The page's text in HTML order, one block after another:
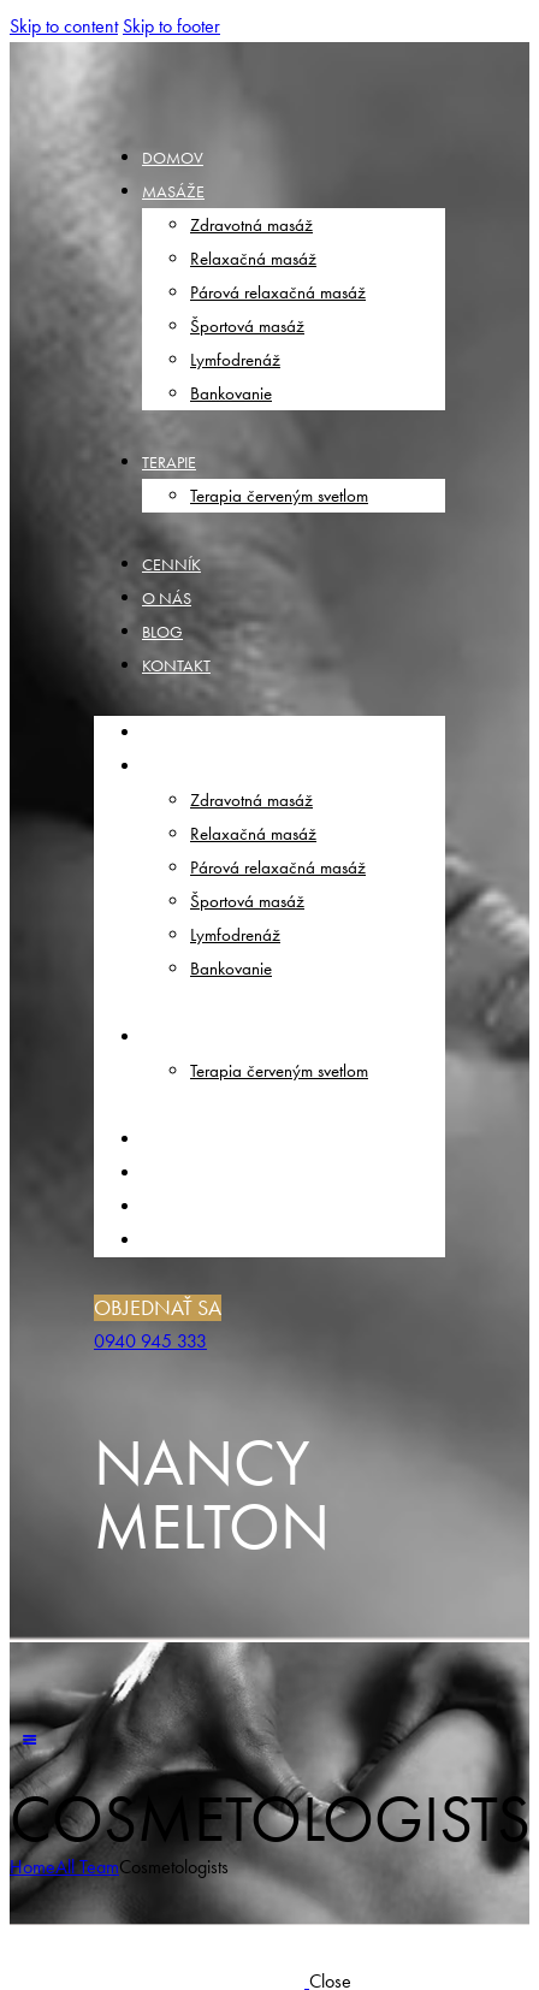
Skip to content Skip to footer
DOMOV
MASÁŽE
Zdravotná masáž
Relaxačná masáž
Párová relaxačná masáž
Športová masáž
Lymfodrenáž
Bankovanie
TERAPIE
Terapia červeným svetlom
CENNÍK
O NÁS
BLOG
KONTAKT
Zdravotná masáž
Relaxačná masáž
Párová relaxačná masáž
Športová masáž
Lymfodrenáž
Bankovanie
Terapia červeným svetlom
OBJEDNAŤ SA
0940 945 333
NANCY
MELTON
COSMETOLOGISTS
HomeAll TeamCosmetologists
Close